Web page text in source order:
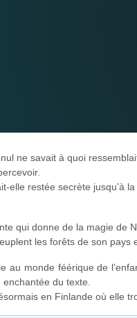
ne savait à quoi
elle restée secrète jusqu’à
qui donne de la magie de
les forêts de son
au monde féérique de
du texte.
en Finlande où elle